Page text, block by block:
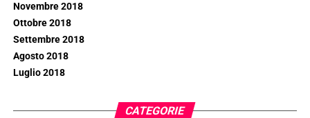
Novembre 2018
Ottobre 2018
Settembre 2018
Agosto 2018
Luglio 2018
CATEGORIE